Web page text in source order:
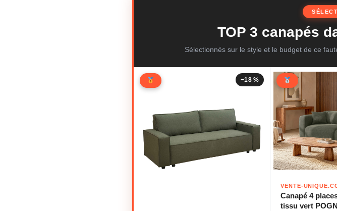
TOP 3 canapés
Sélectionnés sur le style et le budget de ce
−18 %
VENTE-
Canapé 4
tissu vert